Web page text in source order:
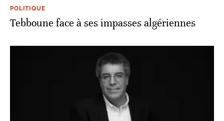
POLITIQUE
Tebboune face à ses impasses algériennes